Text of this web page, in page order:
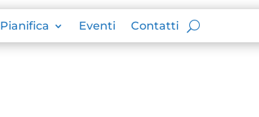
Pianifica Eventi Contatti